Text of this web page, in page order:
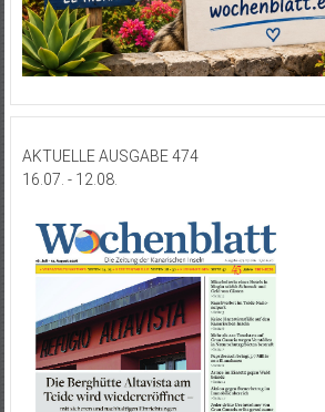
AKTUELLE AUSGABE 474
16.07. - 12.08.